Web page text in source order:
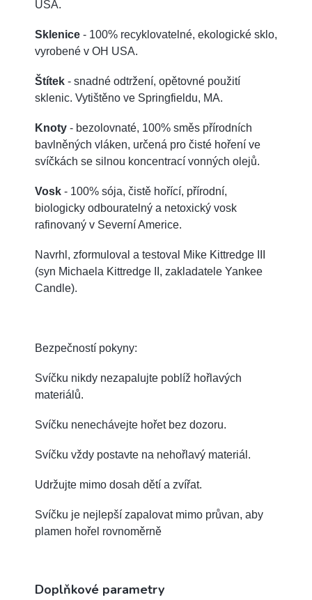
USA.
Sklenice - 100% recyklovatelné, ekologické sklo,
vyrobené v OH USA.
Štítek - snadné odtržení, opětovné použití
sklenic. Vytištěno ve Springfieldu, MA.
Knoty - bezolovnaté, 100% směs přírodních
bavlněných vláken, určená pro čisté hoření ve
svíčkách se silnou koncentrací vonných olejů.
Vosk - 100% sója, čistě hořící, přírodní,
biologicky odbouratelný a netoxický vosk
rafinovaný v Severní Americe.
Navrhl, zformuloval a testoval Mike Kittredge III
(syn Michaela Kittredge II, zakladatele Yankee
Candle).
Bezpečností pokyny:
Svíčku nikdy nezapalujte poblíž hořlavých
materiálů.
Svíčku nenechávejte hořet bez dozoru.
Svíčku vždy postavte na nehořlavý materiál.
Udržujte mimo dosah dětí a zvířat.
Svíčku je nejlepší zapalovat mimo průvan, aby
plamen hořel rovnoměrně
Doplňkové parametry